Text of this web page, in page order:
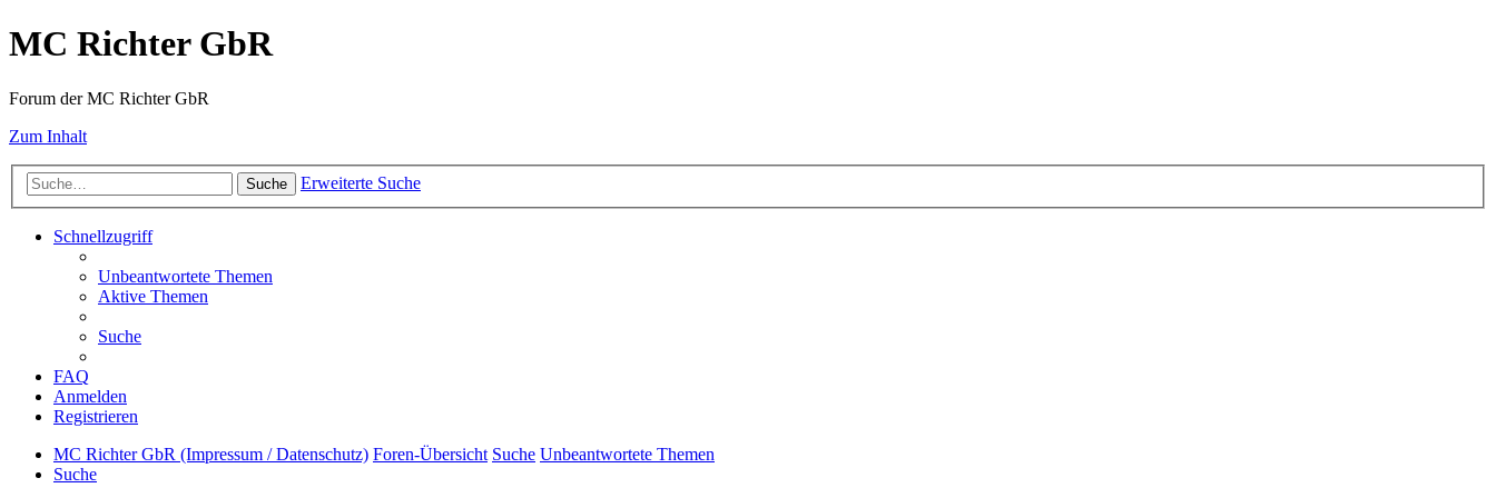
MC Richter GbR
Forum der MC Richter GbR
Zum Inhalt
Suche Erweiterte Suche
Schnellzugriff
Unbeantwortete Themen
Aktive Themen
Suche
FAQ
Anmelden
Registrieren
MC Richter GbR (Impressum / Datenschutz) Foren-Übersicht Suche Unbeantwortete Themen
Suche